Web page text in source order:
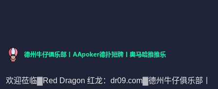
欢迎莅临▓Red Dragon 红龙：dr09.com▓德州牛仔俱乐部丨